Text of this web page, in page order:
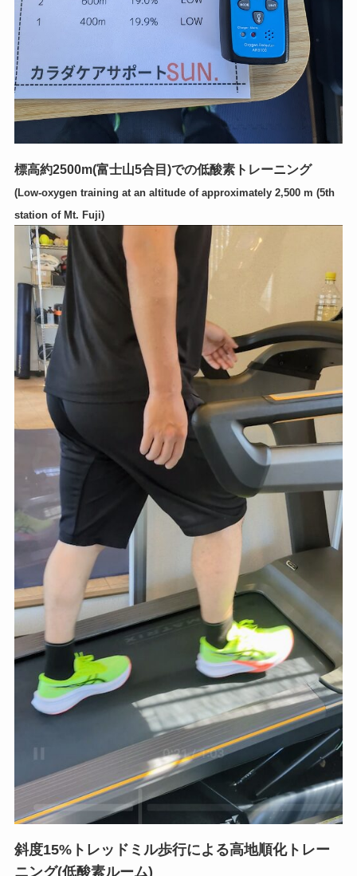
標高約2500m(富士山5合目)での低酸素トレーニング
(Low-oxygen training at an altitude of approximately 2,500 m (5th
station of Mt. Fuji)
斜度15%トレッドミル歩行による高地順化トレー
ニング(低酸素ルーム)